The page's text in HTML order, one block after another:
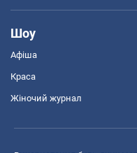
Шоу
Афіша
Краса
Жіночий журнал